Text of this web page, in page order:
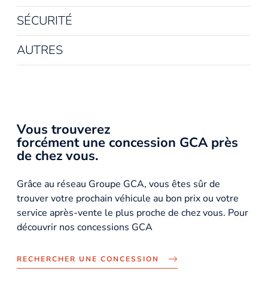
SÉCURITÉ
AUTRES
Vous trouverez
forcément une concession GCA près
de chez vous.
Grâce au réseau Groupe GCA, vous êtes sûr de
trouver votre prochain véhicule au bon prix ou votre
service après-vente le plus proche de chez vous. Pour
découvrir nos concessions GCA
RECHERCHER UNE CONCESSION